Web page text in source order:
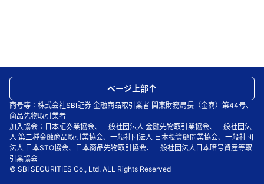
商号等：株式会社SBI証券 金融商品取引業者 関東財務局長（金商）第44号、
商品先物取引業者
加入協会：日本証券業協会、一般社団法人 金融先物取引業協会、一般社団法
人 第二種金融商品取引業協会、一般社団法人 日本投資顧問業協会、一般社団
法人 日本STO協会、日本商品先物取引協会、一般社団法人日本暗号資産等取
引業協会
© SBI SECURITIES Co., Ltd. ALL Rights Reserved
ページ上部